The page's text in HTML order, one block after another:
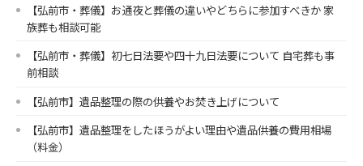
【弘前市・葬儀】お通夜と葬儀の違いやどちらに参加すべきか 家
族葬も相談可能
【弘前市・葬儀】初七日法要や四十九日法要について 自宅葬も事
前相談
【弘前市】遺品整理の際の供養やお焚き上げについて
【弘前市】遺品整理をしたほうがよい理由や遺品供養の費用相場
（料金）